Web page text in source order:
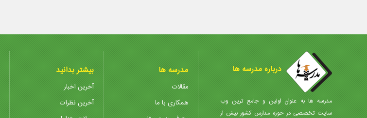
درباره مدرسه ها
مدرسه ها به عنوان اولین و جامع ترین وب
سایت تخصصی در حوزه مدارس کشور بیش از
مدرسه ها
مقالات
همکاری با ما
بیشتر بدانید
آخرین اخبار
آخرین نظرات